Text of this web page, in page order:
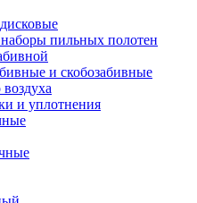
пильных полотен
и скобозабивные
и уплотнения